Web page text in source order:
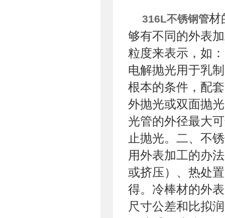
316L不锈钢管材
够有不同的外表
粒度来表示，如
电解抛光用于乳
根本的条件，配
外抛光或双面抛
光管的外径最大
止抛光。二、不
用外表加工的办
或挤压）、热处
得。冷棒材的外
尺寸公差和比拟